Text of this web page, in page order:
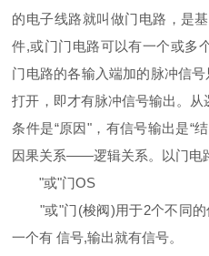
的电子线路就叫做门电路，是
件,或门门电路可以有一个或多
门电路的各输入端加的脉冲信
打开，即才有脉冲信号输出。
条件是“原因"，有信号输出是“
因果关系——逻辑关系。以门电
"或"门OS
"或"门(梭阀)用于2个不同的
一个有 信号,输出就有信号。